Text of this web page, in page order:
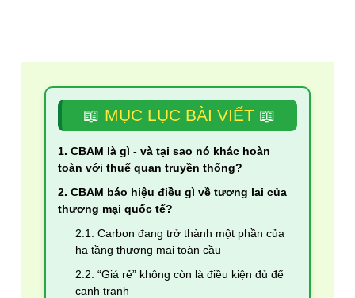
📖 MỤC LỤC BÀI VIẾT 📖
1. CBAM là gì - và tại sao nó khác hoàn
toàn với thuế quan truyền thống?
2. CBAM báo hiệu điều gì về tương lai của
thương mại quốc tế?
2.1. Carbon đang trở thành một phần của
hạ tầng thương mại toàn cầu
2.2. “Giá rẻ” không còn là điều kiện đủ để
cạnh tranh